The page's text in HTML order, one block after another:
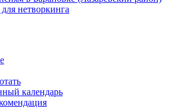
нетворкинга
календарь